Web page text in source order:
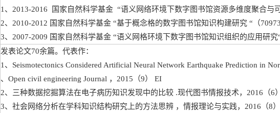
1、2013-2016 国家自然科学基金 “语义网络环境下数字图书馆资源多维度聚合与
2、2010-2012 国家自然科学基金 “基于概念格的数字图书馆知识构建研究 “（
3、2007-2009 国家自然科学基金 “语义网格环境下数字图书馆知识组织的应用研究
发表论文70余篇。代表作：
1、Seismotectonics Considered Artificial Neural Network Earthquake Prediction in
、Open civil engineering Journal ，2015（9） EI
2、三种数据挖掘算法在电子病历知识发现中的比较 .现代图书情报技术，2016（6
3、社会网络分析在学科知识结构研究上的方法思辨 ，情报理论与实践，2016（8）